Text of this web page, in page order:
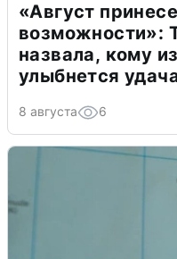
«Август
возможности»:
назвала, кому
улыбнется
8 августа 6